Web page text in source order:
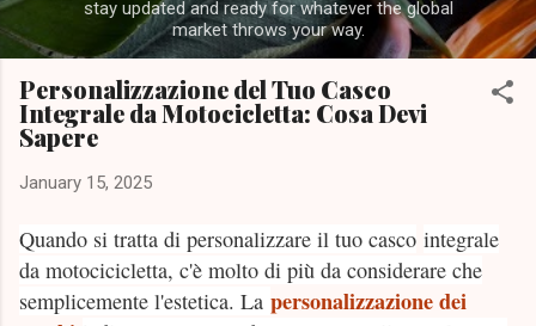
stay updated and ready for whatever the global
market throws your way.
Personalizzazione del Tuo Casco
Integrale da Motocicletta: Cosa Devi
Sapere
January 15, 2025
Quando si tratta di personalizzare il tuo casco integrale
da motocicicletta, c'è molto di più da considerare che
semplicemente l'estetica. La personalizzazione dei